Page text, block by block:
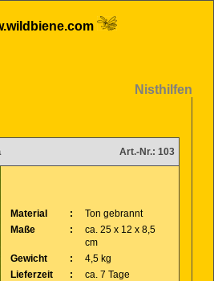
Nisthilfen
Art.-Nr.: 103
Material :
Ton gebrannt
Maße
:
ca. 25 x 12 x 8,5
cm
Gewicht
:
4,5 kg
Lieferzeit
:
ca. 7 Tage